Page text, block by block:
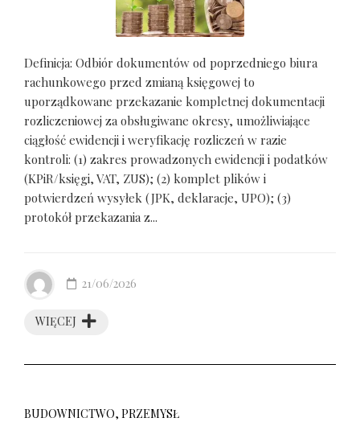
Definicja: Odbiór dokumentów od poprzedniego biura
rachunkowego przed zmianą księgowej to
uporządkowane przekazanie kompletnej dokumentacji
rozliczeniowej za obsługiwane okresy, umożliwiające
ciągłość ewidencji i weryfikację rozliczeń w razie
kontroli: (1) zakres prowadzonych ewidencji i podatków
(KPiR/księgi, VAT, ZUS); (2) komplet plików i
potwierdzeń wysyłek (JPK, deklaracje, UPO); (3)
protokół przekazania z...
WIĘCEJ
21/06/2026
BUDOWNICTWO, PRZEMYSŁ